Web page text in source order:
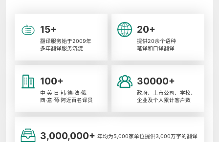
15+
翻译服务始于2009年
多年翻译服务沉淀
20+
提供20余个语种
笔译和口译翻译
100+
中·英·日·韩·德·法·俄
西·意·葡·阿近百名译员
30000+
政府、上市公司、学校、
企业及个人累计客户数
3,000,000+ 年均为5,000家单位提供3,000万字的翻译